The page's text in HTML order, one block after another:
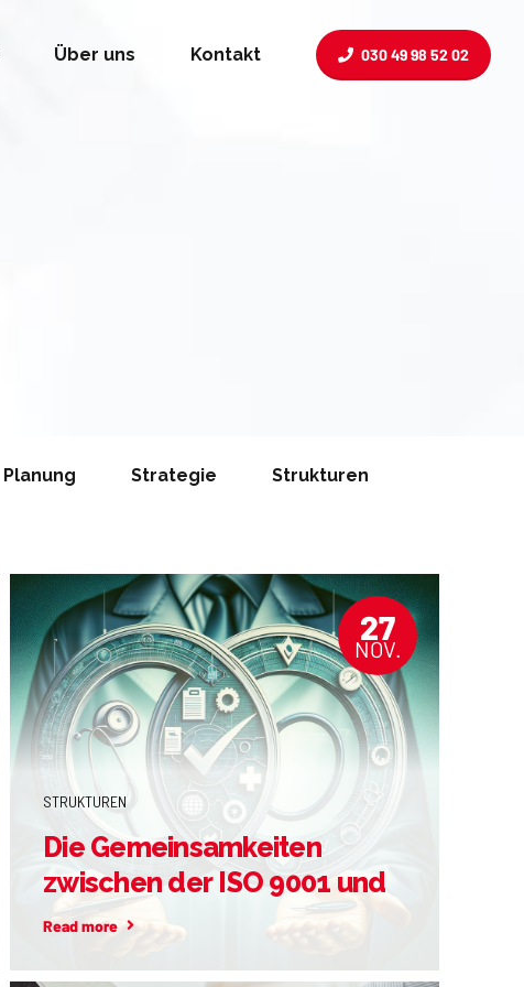
030 49 98 52 02
Über uns Kontakt
Planung Strategie Strukturen
STRUKTUREN
27
NOV.
Die Gemeinsamkeiten
zwischen der ISO 9001 und
der Qualitätsmanagement-
Read more